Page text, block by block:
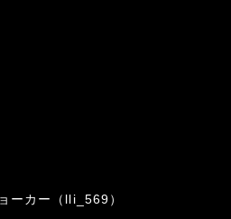
ーカー（lli_569）